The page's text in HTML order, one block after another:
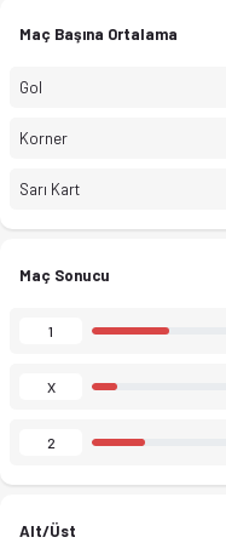
Queensland Premier
Maç Başına Ortalama
Gol
Korner
Sarı Kart
Maç Sonucu
1
X
2
Alt/Üst